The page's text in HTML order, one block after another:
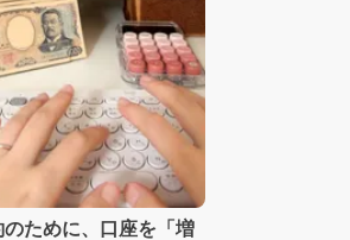
のために、口座を「増